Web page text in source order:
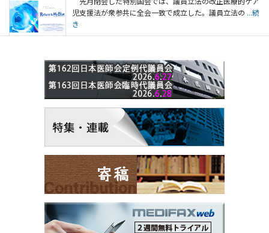
児支援法が衆参共に全会一致で成立した。議員立法の ...続
き